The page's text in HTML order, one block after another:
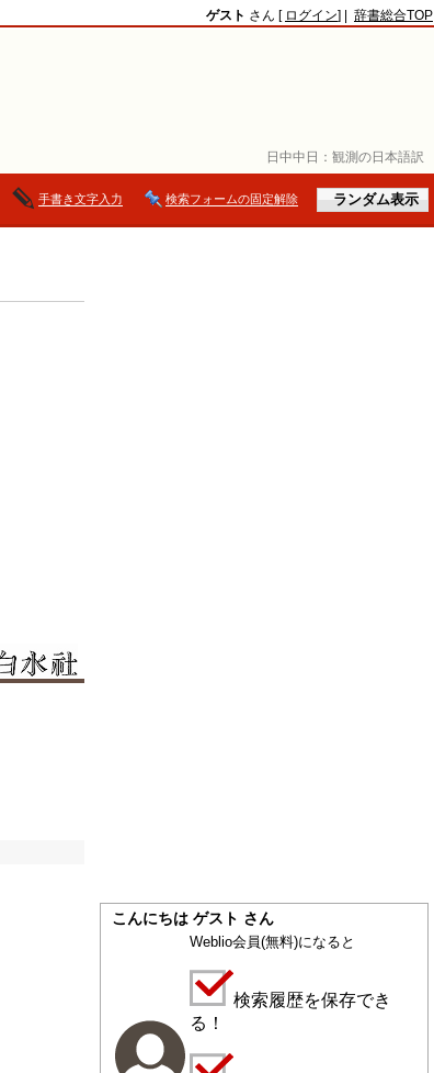
日中中日： 観測の日本語訳
ゲスト さん [ ログイン] | 辞書総合TOP
手書き文字入力 検索フォームの固定解除
こんにちは ゲスト さん
Weblio会員(無料)になると
検索履歴を保存でき
る！